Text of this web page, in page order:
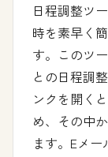
日程調整ツ
時を素早く
す。このツ
との日程調
ンクを開く
め、その中
ます。Eメ